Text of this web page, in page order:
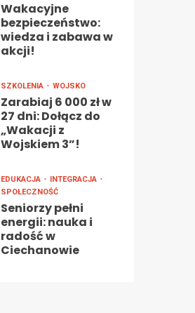
Wakacyjne
bezpieczeństwo:
wiedza i zabawa w
akcji!
SZKOLENIA WOJSKO
Zarabiaj 6 000 zł w
27 dni: Dołącz do
„Wakacji z
Wojskiem 3”!
EDUKACJA
INTEGRACJA
SPOŁECZNOŚĆ
Seniorzy pełni
energii: nauka i
radość w
Ciechanowie